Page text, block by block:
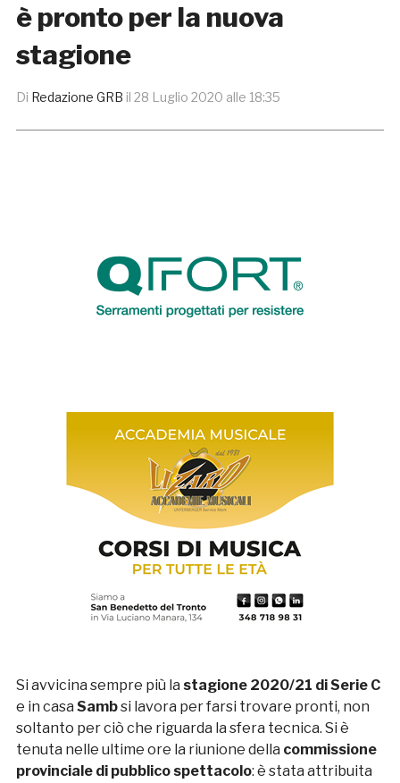
è pronto per la nuova
stagione
Di Redazione GRB il 28 Luglio 2020 alle 18:35
Si avvicina sempre più la stagione 2020/21 di Serie C
e in casa Sambsi lavora per farsi trovare pronti, non
soltanto per ciò che riguarda la sfera tecnica. Si è
tenuta nelle ultime ore la riunione della commissione
provinciale di pubblico spettacolo: è stata attribuita